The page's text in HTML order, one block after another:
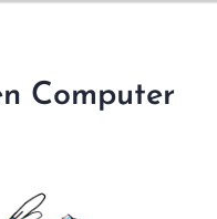
Computer